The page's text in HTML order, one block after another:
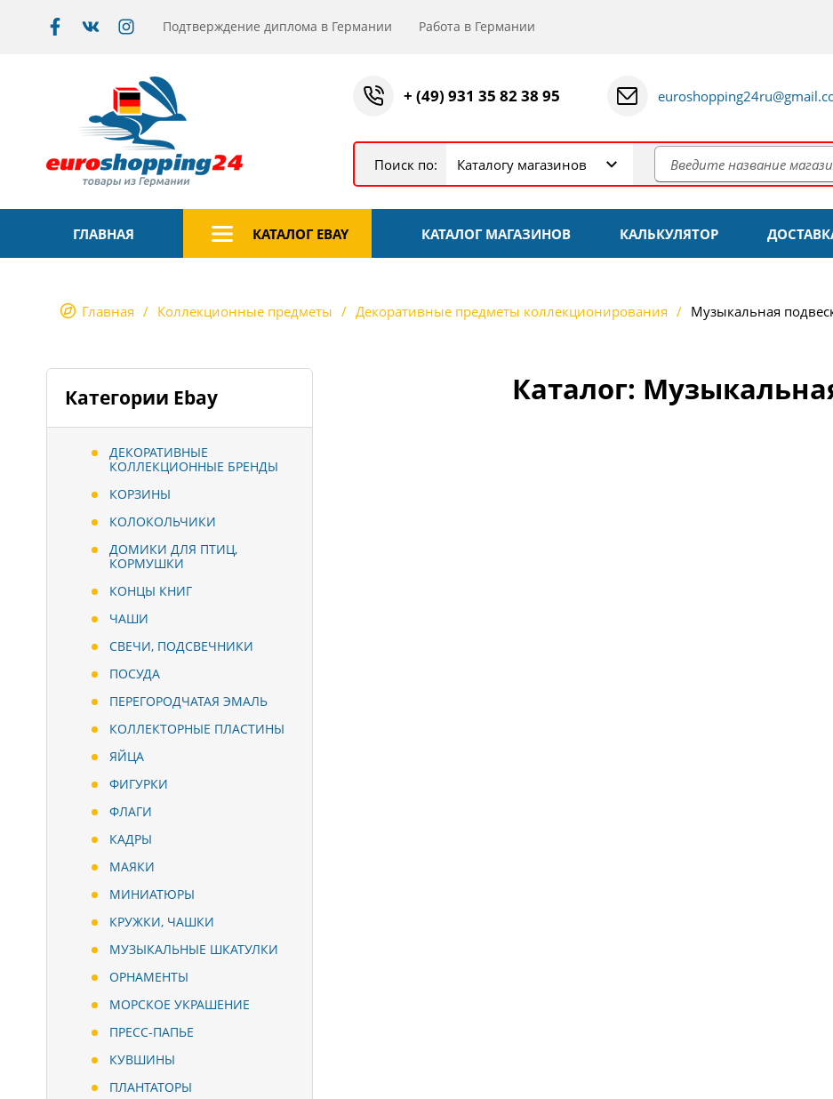
Подтверждение диплома в Германии Работа в Германии
+ (49) 931 35 82 38 95
Поиск по: Каталогу магазинов
ГЛАВНАЯ КАТАЛОГ EBAY КАТАЛОГ МАГАЗИНОВ КАЛЬКУЛЯТОР
Главная Коллекционные предметы Декоративные предметы коллекционирования Музыкальная
Категории Ebay
ДЕКОРАТИВНЫЕ
КОЛЛЕКЦИОННЫЕ БРЕНДЫ
КОРЗИНЫ
КОЛОКОЛЬЧИКИ
ДОМИКИ ДЛЯ ПТИЦ,
КОРМУШКИ
КОНЦЫ КНИГ
ЧАШИ
СВЕЧИ, ПОДСВЕЧНИКИ
ПОСУДА
ПЕРЕГОРОДЧАТАЯ ЭМАЛЬ
КОЛЛЕКТОРНЫЕ ПЛАСТИНЫ
ЯЙЦА
ФИГУРКИ
ФЛАГИ
КАДРЫ
МАЯКИ
МИНИАТЮРЫ
КРУЖКИ, ЧАШКИ
МУЗЫКАЛЬНЫЕ ШКАТУЛКИ
ОРНАМЕНТЫ
МОРСКОЕ УКРАШЕНИЕ
ПРЕСС-ПАПЬЕ
КУВШИНЫ
ПЛАНТАТОРЫ
Каталог: